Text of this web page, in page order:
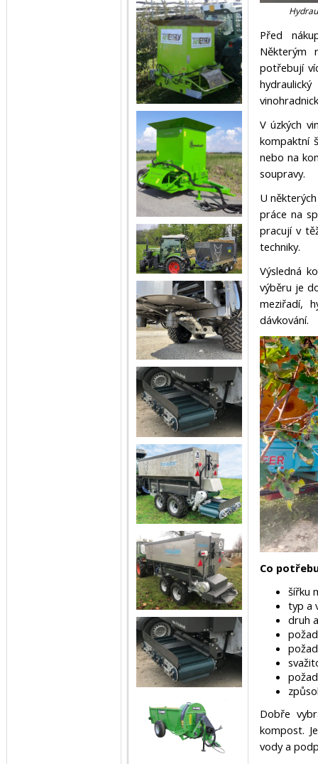
Před
Některým
potřebují
V úzkých
kompaktní
nebo na
soupravy.
U
práce na
pracují v
techniky.
Výsledná
výběru je
meziřadí,
dávkování.
Co
šířku
typ a
druh
Dobře
kompost.
vody a